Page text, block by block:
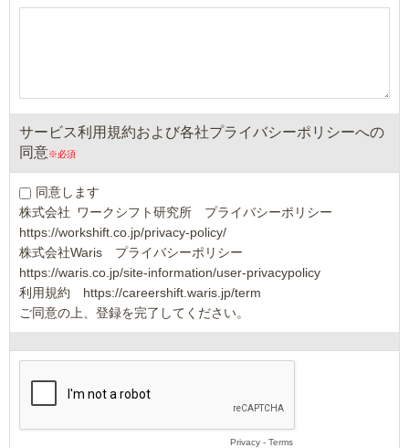
サービス利用規約および各社プライバシーポリシーへの
同意
同意します
株式会社 ワークシフト研究所　プライバシーポリシー
https://workshift.co.jp/privacy-policy/
株式会社Waris　プライバシーポリシー
https://waris.co.jp/site-information/user-privacypolicy
利用規約　https://careershift.waris.jp/term
ご同意の上、登録を完了してください。
Privacy - Terms